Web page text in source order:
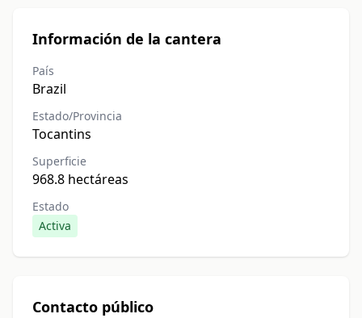
Información de la cantera
País
Brazil
Estado/Provincia
Tocantins
Superficie
968.8 hectáreas
Estado
Activa
Contacto público